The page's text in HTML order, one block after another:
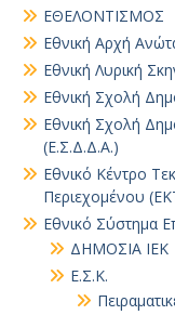
ΕΘΕΛΟΝΤΙΣΜΟΣ
Εθνική Αρχή
Εθνική Λυρική
Εθνική Σχολή
Εθνική Σχολή
(Ε.Σ.Δ.Δ.Α.)
Εθνικό Κέντρο
Περιεχομένου
Εθνικό Σύστημα
ΔΗΜΟΣΙΑ ΙΕΚ
Ε.Σ.Κ.